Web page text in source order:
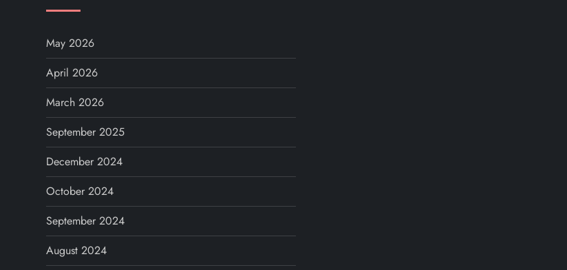
May 2026
April 2026
March 2026
September 2025
December 2024
October 2024
September 2024
August 2024